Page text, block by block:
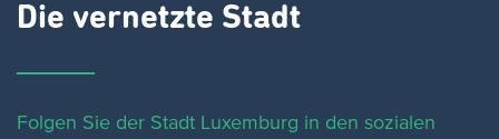
Die vernetzte Stadt
Folgen Sie der Stadt Luxemburg in den sozialen